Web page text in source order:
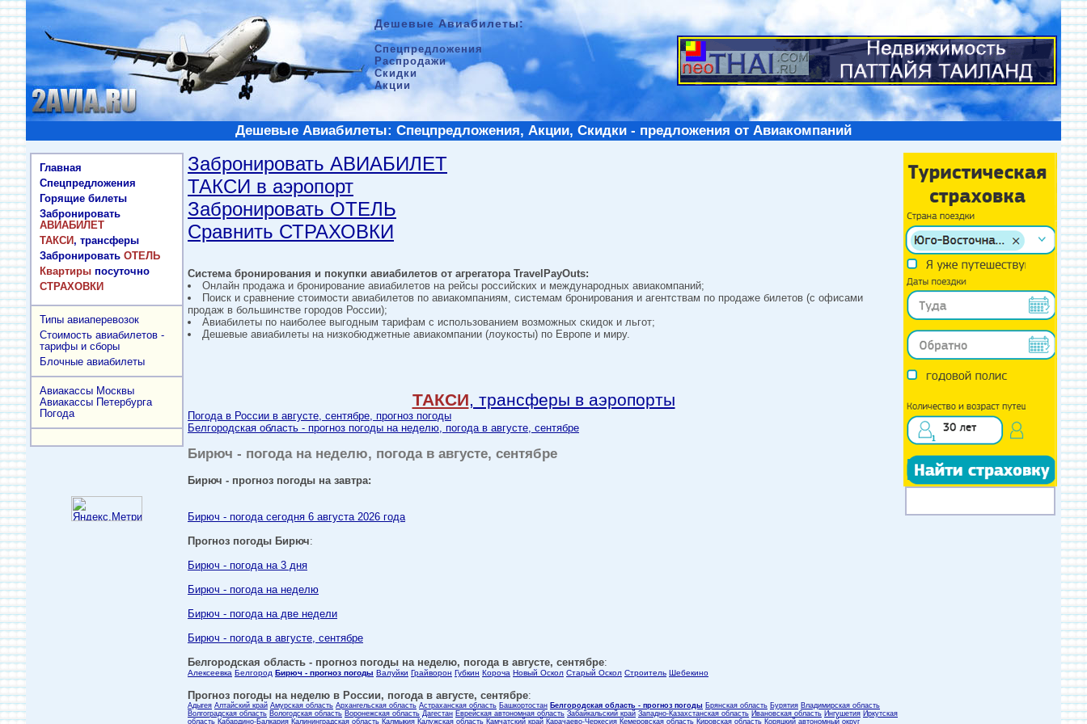
Дешевые Авиабилеты:
Спецпредложения
Распродажи
Скидки
Акции
Дешевые Авиабилеты: Спецпредложения, Акции, Скидки - предложения от Авиакомпаний
Главная
Спецпредложения
Горящие билеты
Забронировать
АВИАБИЛЕТ
ТАКСИ, трансферы
Забронировать ОТЕЛЬ
Квартиры посуточно
СТРАХОВКИ
Типы авиаперевозок
Стоимость авиабилетов -
тарифы и сборы
Блочные авиабилеты
Авиакассы Москвы
Авиакассы Петербурга
Погода
Забронировать АВИАБИЛЕТ
ТАКСИ в аэропорт
Забронировать ОТЕЛЬ
Сравнить СТРАХОВКИ
Система бронирования и покупки авиабилетов от агрегатора TravelPayOuts:
Онлайн продажа и бронирование авиабилетов на рейсы российских и международных авиакомпаний;
Поиск и сравнение стоимости авиабилетов по авиакомпаниям, системам бронирования и агентствам по продаже билетов (с офисами
продаж в большинстве городов России);
Авиабилеты по наиболее выгодным тарифам с использованием возможных скидок и льгот;
Дешевые авиабилеты на низкобюджетные авиакомпании (лоукосты) по Европе и миру.
ТАКСИ, трансферы в аэропорты
Погода в России в августе, сентябре, прогноз погоды
Белгородская область - прогноз погоды на неделю, погода в августе, сентябре
Бирюч - погода на неделю, погода в августе, сентябре
Бирюч - прогноз погоды на завтра:
Бирюч - погода сегодня 6 августа 2026 года
Прогноз погоды Бирюч:
Бирюч - погода на 3 дня
Бирюч - погода на неделю
Бирюч - погода на две недели
Бирюч - погода в августе, сентябре
Белгородская область - прогноз погоды на неделю, погода в августе, сентябре:
Алексеевка Белгород Бирюч - прогноз погоды Валуйки Грайворон Губкин Короча Новый Оскол Старый Оскол Строитель Шебекино
Прогноз погоды на неделю в России, погода в августе, сентябре:
Адыгея Алтайский край Амурская область Архангельская область Астраханская область Башкортостан Белгородская область - прогноз погоды Брянская область Бурятия Владимирская область
Волгоградская область Вологодская область Воронежская область Дагестан Еврейская автономная область Забайкальский край Западно-Казахстанская область Ивановская область Ингушетия Иркутская
область Кабардино-Балкария Калининградская область Калмыкия Калужская область Камчатский край Карачаево-Черкесия Кемеровская область Кировская область Коряцкий автономный округ